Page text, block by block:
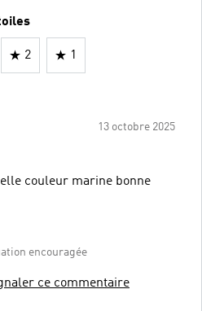
2 1
13 octobre 2025
couleur marine bonne
encouragée
ce commentaire